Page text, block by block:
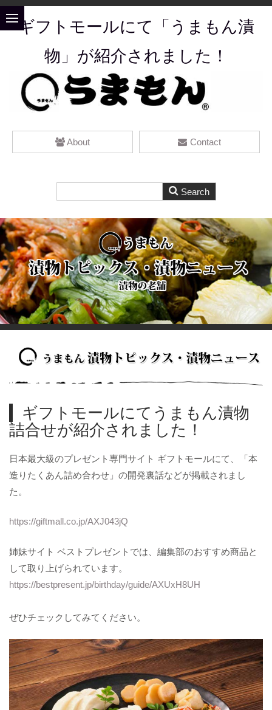
ギフトモールにて「うまもん漬
物」が紹介されました！
About Contact
ギフトモールにてうまもん漬物
詰合せが紹介されました！
日本最大級のプレゼント専門サイト ギフトモールにて、「本
造りたくあん詰め合わせ」の開発裏話などが掲載されまし
た。
https://giftmall.co.jp/AXJ043jQ
姉妹サイト ベストプレゼントでは、編集部のおすすめ商品と
して取り上げられています。
https://bestpresent.jp/birthday/guide/AXUxH8UH
ぜひチェックしてみてください。